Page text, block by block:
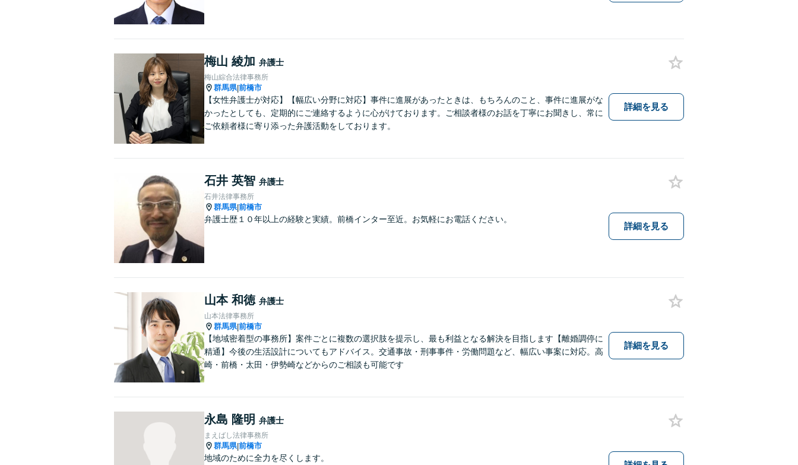
梅山 綾加 弁護士
梅山綜合法律事務所
群馬県|前橋市
【女性弁護士が対応】【幅広い分野に対応】事件に進展があったときは、もちろんのこと、事件に進展がな
かったとしても、定期的にご連絡するように心がけております。ご相談者様のお話を丁寧にお聞きし、常に
ご依頼者様に寄り添った弁護活動をしております。
詳細を見る
石井 英智 弁護士
石井法律事務所
群馬県|前橋市
弁護士歴１０年以上の経験と実績。前橋インター至近。お気軽にお電話ください。
詳細を見る
山本 和徳 弁護士
山本法律事務所
群馬県|前橋市
【地域密着型の事務所】案件ごとに複数の選択肢を提示し、最も利益となる解決を目指します【離婚調停に
精通】今後の生活設計についてもアドバイス。交通事故・刑事事件・労働問題など、幅広い事案に対応。高
崎・前橋・太田・伊勢崎などからのご相談も可能です
詳細を見る
永島 隆明 弁護士
まえばし法律事務所
群馬県|前橋市
地域のために全力を尽くします。